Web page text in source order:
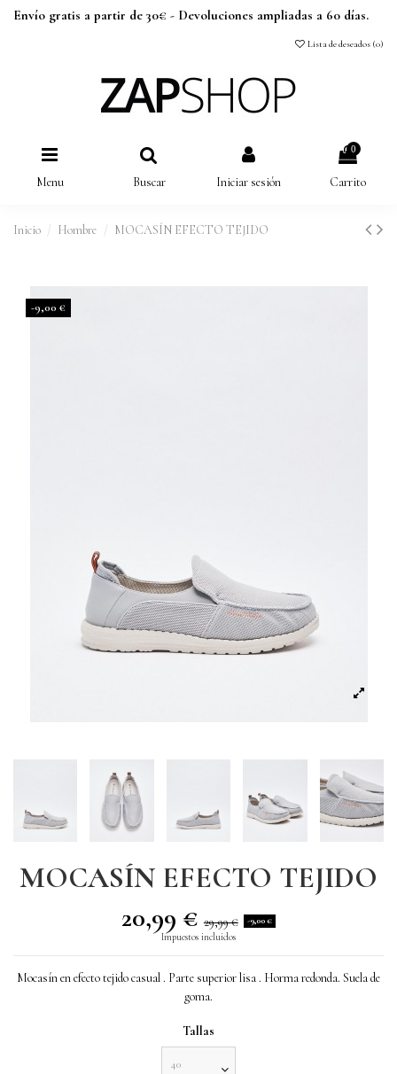
Envío gratis a partir de 30€ - Devoluciones ampliadas a 60 días.
Lista de deseados (0)
Menu Buscar Iniciar sesión
0
Carrito
Inicio Hombre MOCASÍN EFECTO TEJIDO
-9,00 €
MOCASÍN EFECTO TEJIDO
20,99 € 29,99 €
-9,00 €
Impuestos incluidos
Mocasín en efecto tejido casual . Parte superior lisa . Horma redonda. Suela de
goma.
Tallas